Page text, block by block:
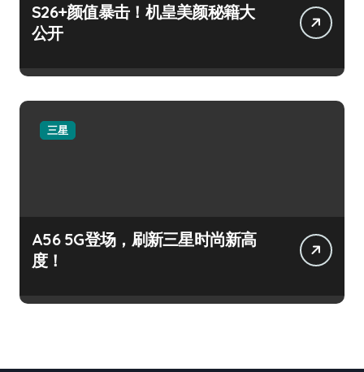
S26+颜值暴击！机皇美颜秘籍大
公开
三星
A56 5G登场，刷新三星时尚新高
度！